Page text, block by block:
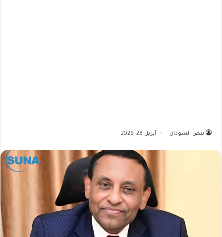
نبض السودان أبريل 28, 2026